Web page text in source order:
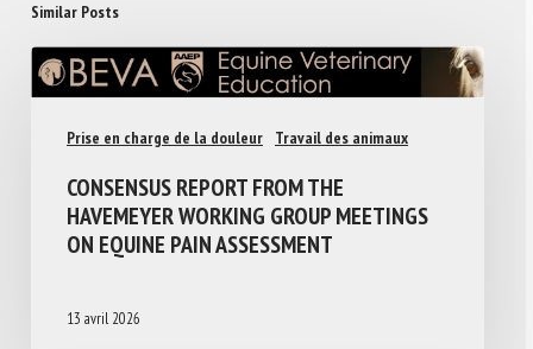
Similar Posts
Prise en charge de la douleur Travail des animaux
CONSENSUS REPORT FROM THE
HAVEMEYER WORKING GROUP MEETINGS
ON EQUINE PAIN ASSESSMENT
13 avril 2026